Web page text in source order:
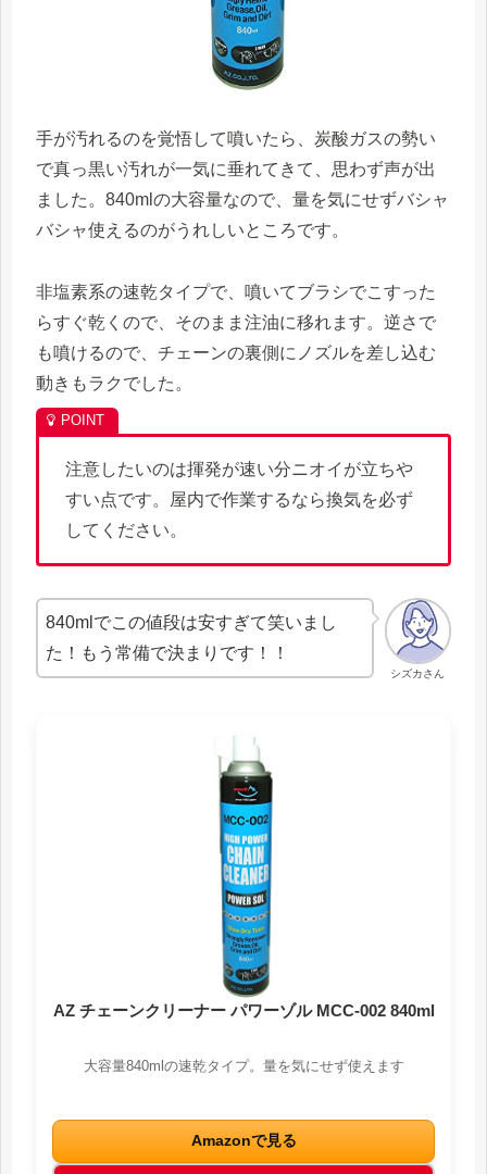
手が汚れるのを覚悟して噴いたら、炭酸ガスの勢い
で真っ黒い汚れが一気に垂れてきて、思わず声が出
ました。840mlの大容量なので、量を気にせずバシャ
バシャ使えるのがうれしいところです。
非塩素系の速乾タイプで、噴いてブラシでこすった
らすぐ乾くので、そのまま注油に移れます。逆さで
も噴けるので、チェーンの裏側にノズルを差し込む
動きもラクでした。
注意したいのは揮発が速い分ニオイが立ちや
すい点です。屋内で作業するなら換気を必ず
してください。
シズカさん
840mlでこの値段は安すぎて笑いまし
た！もう常備で決まりです！！
AZ チェーンクリーナー パワーゾル MCC-002 840ml
大容量840mlの速乾タイプ。量を気にせず使えます
Amazonで見る